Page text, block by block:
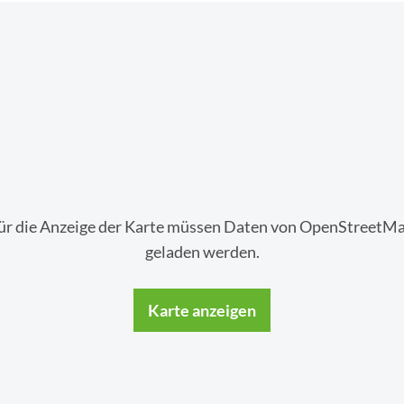
die Anzeige der Karte müssen Daten von
geladen werden.
Karte anzeigen